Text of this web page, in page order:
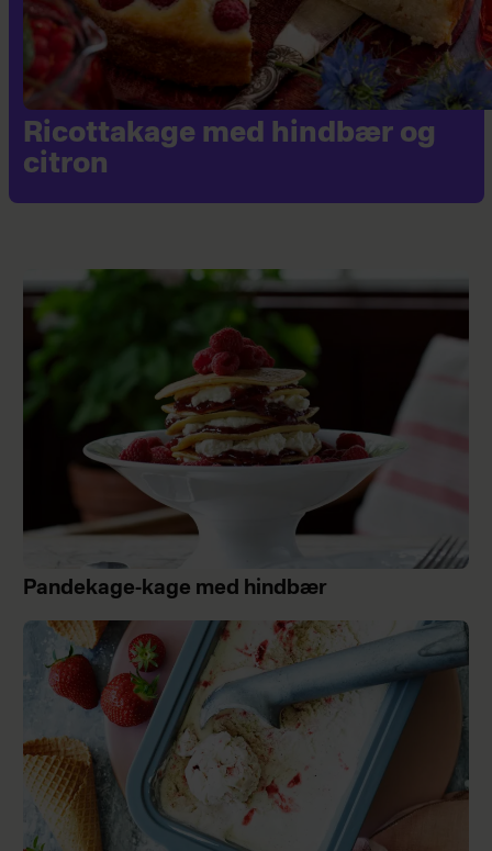
Ricottakage med hindbær og
citron
Pandekage-kage med hindbær